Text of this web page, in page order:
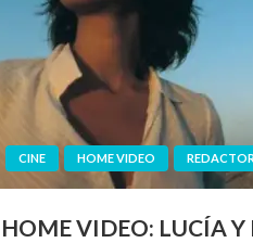
CINE HOME VIDEO
HOME VIDEO: LUCÍA Y